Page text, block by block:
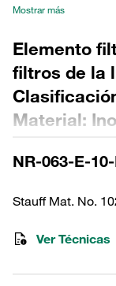
Mostrar más
Elemento
filtros de la
Material:
Diámetro
interior
NR-063-E-
Stauff Mat. No.
Ver Técnicas